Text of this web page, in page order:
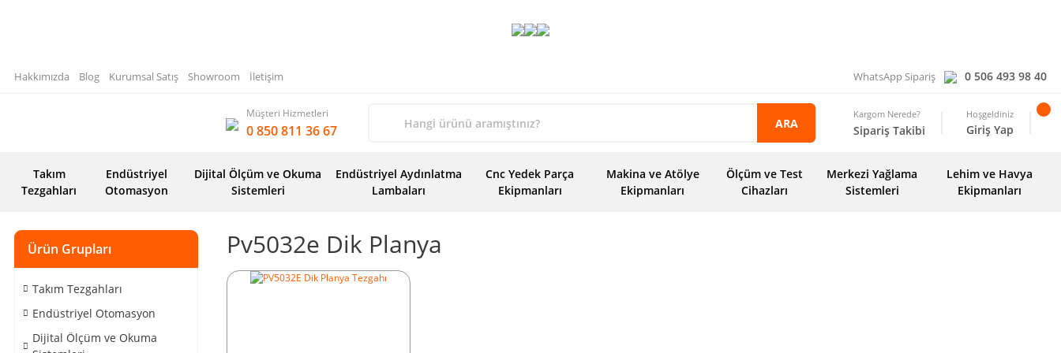
Hakkımızda Blog Kurumsal Satış Showroom İletişim WhatsApp Sipariş 0 506 493 98 40
Müşteri Hizmetleri
0 850 811 36 67 ARA
Kargom Nerede?
Sipariş Takibi
Hoşgeldiniz
Giriş Yap
Takım
Tezgahları
Endüstriyel
Otomasyon
Dijital Ölçüm ve Okuma
Sistemleri
Endüstriyel Aydınlatma
Lambaları
Cnc Yedek Parça
Ekipmanları
Makina ve Atölye
Ekipmanları
Ölçüm ve Test
Cihazları
Merkezi Yağlama
Sistemleri
Lehim ve Havya
Ekipmanları
Ürün Grupları
Takım Tezgahları
Endüstriyel Otomasyon
Dijital Ölçüm ve Okuma
Pv5032e Dik Planya